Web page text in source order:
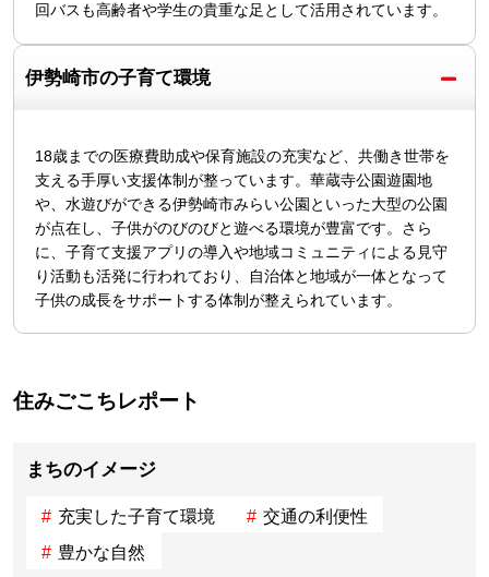
回バスも高齢者や学生の貴重な足として活用されています。
伊勢崎市の子育て環境
18歳までの医療費助成や保育施設の充実など、共働き世帯を
支える手厚い支援体制が整っています。華蔵寺公園遊園地
や、水遊びができる伊勢崎市みらい公園といった大型の公園
が点在し、子供がのびのびと遊べる環境が豊富です。さら
に、子育て支援アプリの導入や地域コミュニティによる見守
り活動も活発に行われており、自治体と地域が一体となって
子供の成長をサポートする体制が整えられています。
住みごこちレポート
まちのイメージ
充実した子育て環境
交通の利便性
豊かな自然